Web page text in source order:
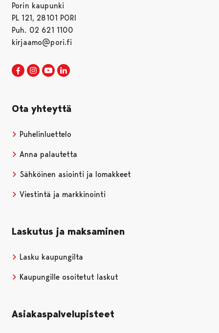
Porin kaupunki
PL 121, 28101 PORI
Puh. 02 621 1100
kirjaamo@pori.fi
Porin kaupunki Facebookissa
Avautuu uudessa välilehdessä
Porin kaupunki Instagramissa
Avautuu uudessa välilehdessä
Porin kaupunki Youtubessa
Avautuu uudessa välilehdessä
Ota yhteyttä
Puhelinluettelo
Anna palautetta
Sähköinen asiointi ja lomakkeet
Viestintä ja markkinointi
Laskutus ja maksaminen
Lasku kaupungilta
Kaupungille osoitetut laskut
Asiakaspalvelupisteet